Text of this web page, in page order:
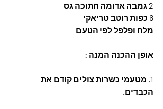
2 גמבה אדומה חתוכה גס
6 כפות רוטב טריאקי
מלח ופלפל לפי הטעם
אופן ההכנה המנה :
1. מטעמי כשרות צולים קודם את
הכבדים.